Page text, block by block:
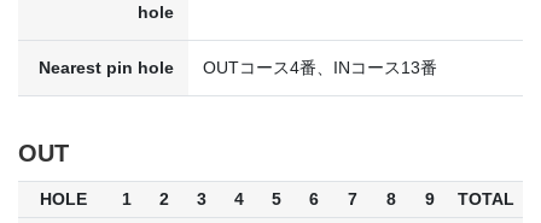
hole
Nearest pin hole OUTコース4番、INコース13番
OUT
HOLE 1 2 3 4 5 6 7 8 9
TOTAL